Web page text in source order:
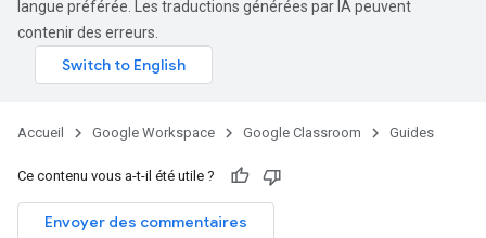
langue préférée. Les traductions générées par IA peuvent
contenir des erreurs.
Accueil Google Workspace Google Classroom Guides
Ce contenu vous a-t-il été utile ?
Envoyer des commentaires